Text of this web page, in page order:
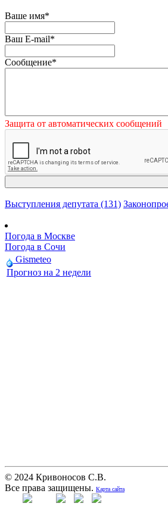
Ваше имя*
Ваш E-mail*
Сообщение*
Защита от автоматических сообщений
Выступления депутата (131)
Погода в Москве
Погода в Сочи
Gismeteo
Прогноз на 2 недели
© 2024 Кривоносов С.В.
Все права защищены. Карта сайта